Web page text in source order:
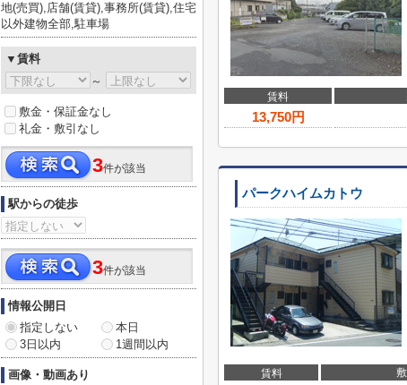
賃料
13,750円
パークハイムカトウ
賃料
地(売買),店舗(賃貸),事務所(賃貸),住宅
以外建物全部,駐車場
▼賃料
～
敷金・保証金なし
礼金・敷引なし
3件が該当
駅からの徒歩
3件が該当
情報公開日
指定しない
本日
3日以内
1週間以内
画像・動画あり